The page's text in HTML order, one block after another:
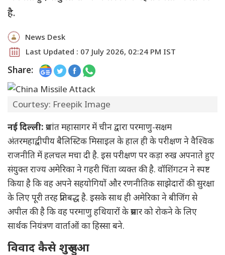
है.
News Desk
Last Updated : 07 July 2026, 02:24 PM IST
Share:
Courtesy: Freepik Image
नई दिल्ली: प्रशांत महासागर में चीन द्वारा परमाणु-सक्षम
अंतरमहाद्वीपीय बैलिस्टिक मिसाइल के हाल ही के परीक्षण ने वैश्विक
राजनीति में हलचल मचा दी है. इस परीक्षण पर कड़ा रुख अपनाते हुए
संयुक्त राज्य अमेरिका ने गहरी चिंता व्यक्त की है. वॉशिंगटन ने स्पष्ट
किया है कि वह अपने सहयोगियों और रणनीतिक साझेदारों की सुरक्षा
के लिए पूरी तरह प्रतिबद्ध है. इसके साथ ही अमेरिका ने बीजिंग से
अपील की है कि वह परमाणु हथियारों के प्रसार को रोकने के लिए
सार्थक नियंत्रण वार्ताओं का हिस्सा बने.
विवाद कैसे शुरू हुआ